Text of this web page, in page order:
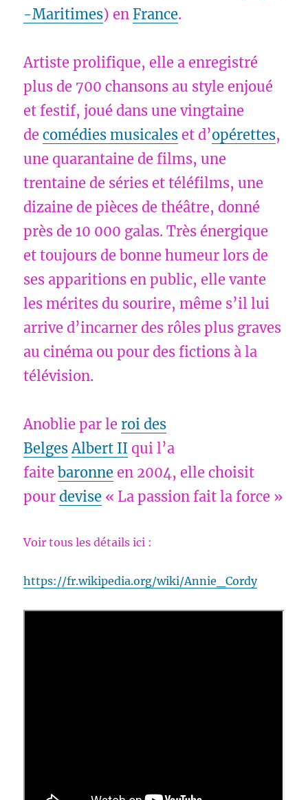
-Maritimes) enFrance.
Artiste prolifique, elle a enregistré
plus de 700 chansons au style enjoué
et festif, joué dans une vingtaine
decomédies musicales et d’opérettes,
une quarantaine de films, une
trentaine de séries et téléfilms, une
dizaine de pièces de théâtre, donné
près de 10 000 galas. Très énergique
et toujours de bonne humeur lors de
ses apparitions en public, elle vante
les mérites du sourire, même s’il lui
arrive d’incarner des rôles plus graves
au cinéma ou pour des fictions à la
télévision.
Anoblie par le roi des
Belges Albert II qui l’a
faitebaronne en 2004, elle choisit
pourdevise « La passion fait la force »
Voir tous les détails ici :
https://fr.wikipedia.org/wiki/Annie_Cordy